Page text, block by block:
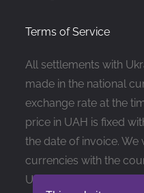
Terms of Service
All settlements with
made in the national
exchange rate at the
price in UAH is fixed
the date of invoice. We
currencies with the
Ukraine